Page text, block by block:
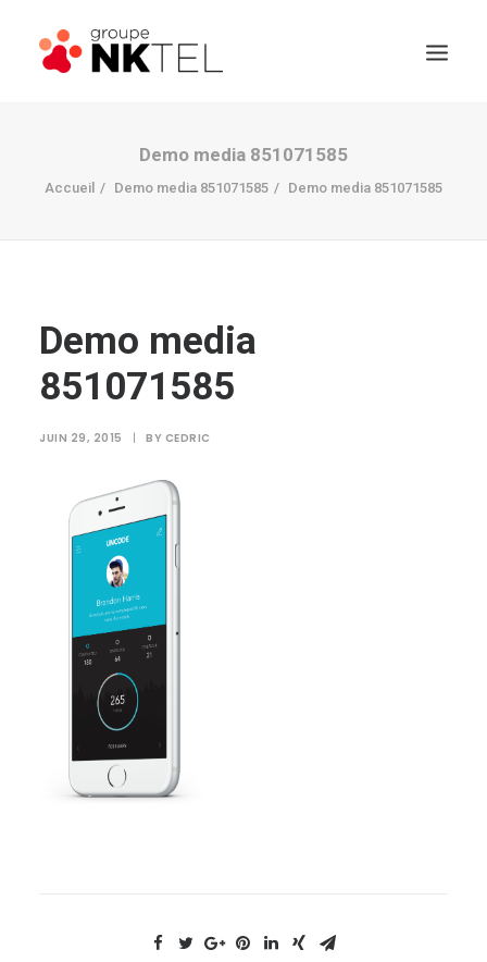
NOUS CONTACTER
Demo media 851071585
Accueil Demo media 851071585 Demo media 851071585
Demo media
851071585
JUIN 29, 2015 | BY CEDRIC